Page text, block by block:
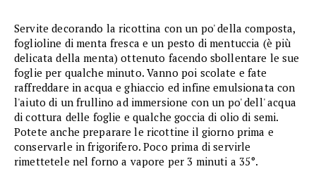
Servite decorando la ricottina con un po' della composta,
foglioline di menta fresca e un pesto di mentuccia (è più
delicata della menta) ottenuto facendo sbollentare le sue
foglie per qualche minuto. Vanno poi scolate e fate
raffreddare in acqua e ghiaccio ed infine emulsionata con
l'aiuto di un frullino ad immersione con un po' dell' acqua
di cottura delle foglie e qualche goccia di olio di semi.
Potete anche preparare le ricottine il giorno prima e
conservarle in frigorifero. Poco prima di servirle
rimettetele nel forno a vapore per 3 minuti a 35°.